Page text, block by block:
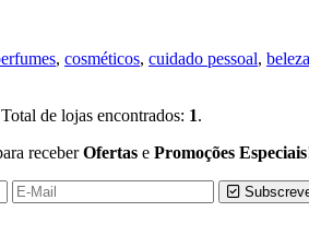
, cosméticos, cuidado pessoal, beleza
de lojas encontrados: 1.
receberOfertas e Promoções Especiais